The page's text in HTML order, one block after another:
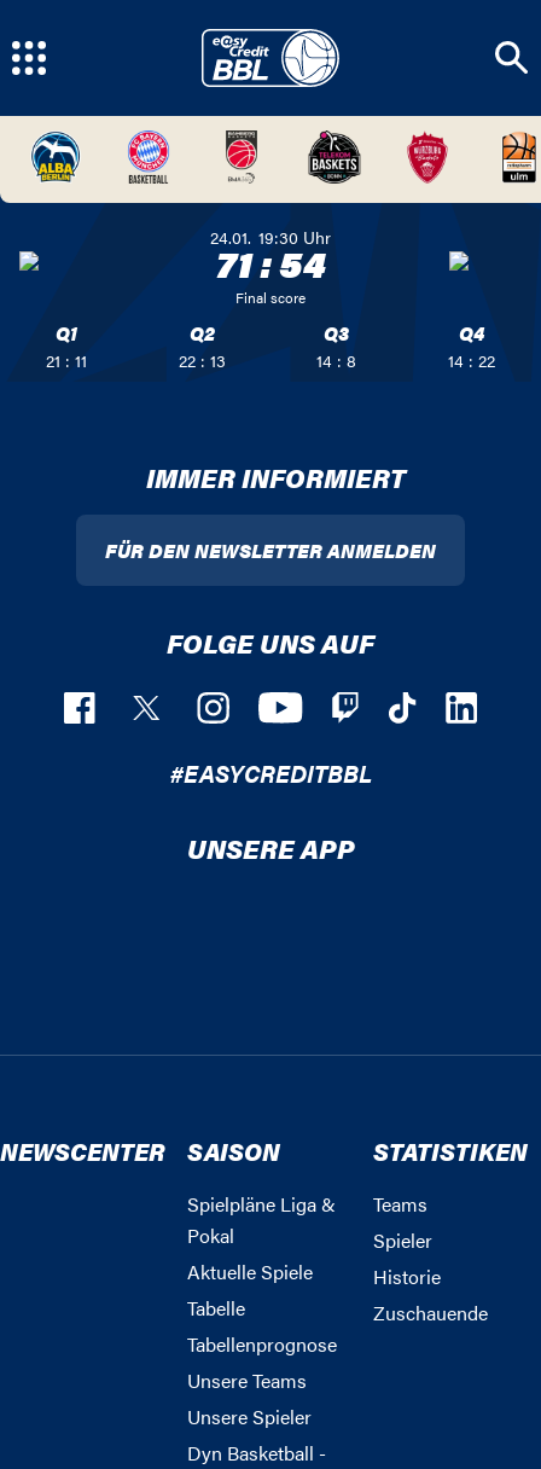
24.01. 19:30 Uhr
71:54
Final score
Q1
21 : 11
Q2
22 : 13
Q3
14 : 8
Q4
14 : 22
IMMER INFORMIERT
FÜR DEN NEWSLETTER ANMELDEN
FOLGE UNS AUF
#EASYCREDITBBL
UNSERE APP
NEWSCENTER SAISON
Spielpläne Liga &
Pokal
Aktuelle Spiele
Tabelle
Tabellenprognose
Unsere Teams
Unsere Spieler
Dyn Basketball -
STATISTIKEN
Teams
Spieler
Historie
Zuschauende